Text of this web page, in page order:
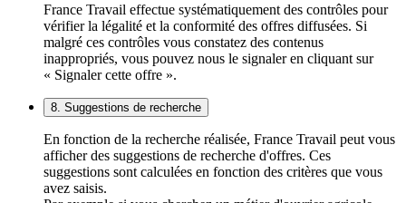
France Travail effectue systématiquement des contrôles pour
vérifier la légalité et la conformité des offres diffusées. Si
malgré ces contrôles vous constatez des contenus
inappropriés, vous pouvez nous le signaler en cliquant sur
« Signaler cette offre ».
8. Suggestions de recherche
En fonction de la recherche réalisée, France Travail peut vous
afficher des suggestions de recherche d'offres. Ces
suggestions sont calculées en fonction des critères que vous
avez saisis.